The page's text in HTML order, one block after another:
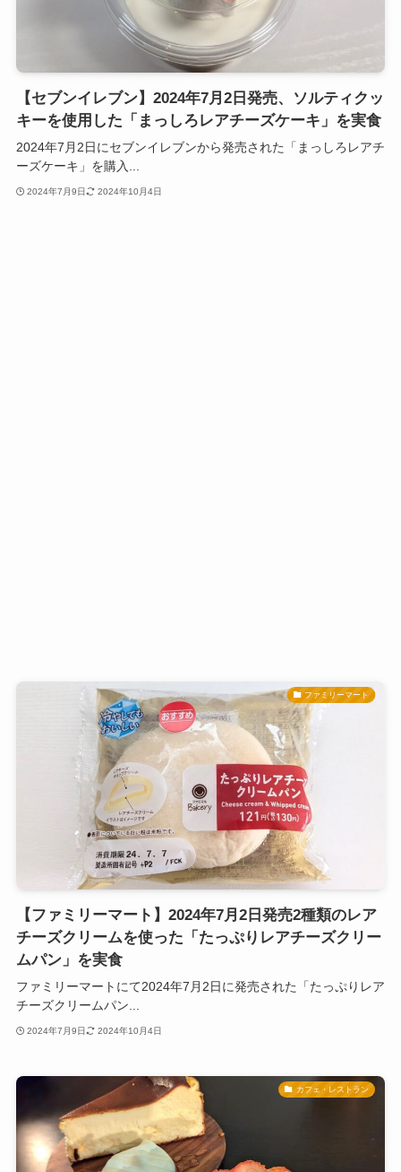
【セブンイレブン】2024年7月2日発売、ソルティクッ
キーを使用した「まっしろレアチーズケーキ」を実食
2024年7月2日にセブンイレブンから発売された「まっしろレアチ
ーズケーキ」を購入...
2024年7月9日 2024年10月4日
ファミリーマート
【ファミリーマート】2024年7月2日発売2種類のレア
チーズクリームを使った「たっぷりレアチーズクリー
ムパン」を実食
ファミリーマートにて2024年7月2日に発売された「たっぷりレア
チーズクリームパン...
2024年7月9日 2024年10月4日
カフェ・レストラン